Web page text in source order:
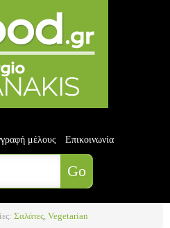
μέλους Επικοινωνία
Σαλάτες, Vegetarian